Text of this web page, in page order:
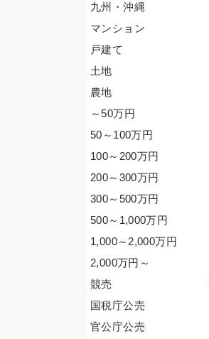
九州・沖縄
マンション
戸建て
土地
農地
～50万円
50～100万円
100～200万円
200～300万円
300～500万円
500～1,000万円
1,000～2,000万円
2,000万円 ～
競売
国税庁公売
官公庁公売